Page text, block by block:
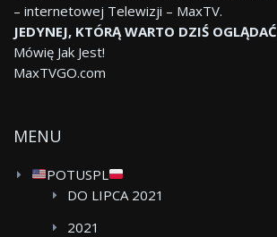
– internetowej Telewizji – MaxTV.
JEDYNEJ, KTÓRĄ WARTO DZIŚ OGLĄDAĆ
Mówię Jak Jest!
MaxTVGO.com
MENU
POTUSPL
DO LIPCA 2021
2021